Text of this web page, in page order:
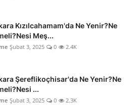
Kızılcahamam'da Ne Yenir?Ne
Meş...
Şubat 3, 2025 0 2.4K
Şereflikoçhisar'da Ne Yenir?Ne
...
Şubat 3, 2025 0 2.3K